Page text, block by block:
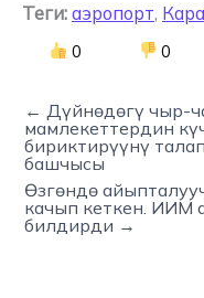
Теги: аэропорт,
0 0
← Дүйнөдөгү чыр-
мамлекеттердин
бириктирүүнү
башчысы
Өзгөндө
качып кеткен. ИИМ
билдирди →